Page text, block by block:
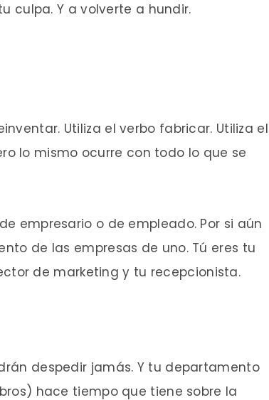
culpa. Y a volverte a hundir.
Utiliza el verbo fabricar. Utiliza el
lo mismo ocurre con todo lo que se
empresario o de empleado. Por si aún
de las empresas de uno. Tú eres tu
de marketing y tu recepcionista.
despedir jamás. Y tu departamento
hace tiempo que tiene sobre la